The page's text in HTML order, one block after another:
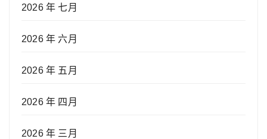
2026 年 七月
2026 年 六月
2026 年 五月
2026 年 四月
2026 年 三月